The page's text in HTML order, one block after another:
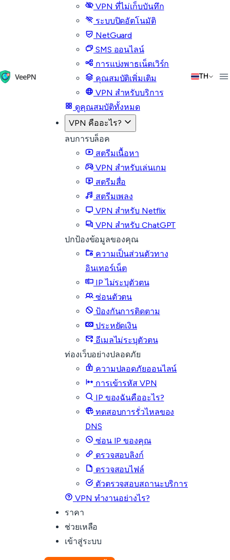
VPN ที่ไม่เก็บบันทึก
ระบบปิดอัตโนมัติ
NetGuard
SMS ออนไลน์
การแบ่งพาธเน็ตเวิร์ก
คุณสมบัติเพิ่มเติม
VPN สำหรับบริการ
ดูคุณสมบัติทั้งหมด
VPN คืออะไร?
ลบการบล็อค
สตรีมเนื้อหา
VPN สำหรับเล่นเกม
สตรีมสื่อ
สตรีมเพลง
VPN สำหรับ Netflix
VPN สำหรับ ChatGPT
ปกป้องข้อมูลของคุณ
ความเป็นส่วนตัวทาง
อินเทอร์เน็ต
IP ไม่ระบุตัวตน
ซ่อนตัวตน
ป้องกันการติดตาม
ประหยัดเงิน
อีเมลไม่ระบุตัวตน
ท่องเว็บอย่างปลอดภัย
ความปลอดภัยออนไลน์
การเข้ารหัส VPN
IP ของฉันคืออะไร?
ทดสอบการรั่วไหลของ
DNS
ซ่อน IP ของคุณ
ตรวจสอบลิงก์
ตรวจสอบไฟล์
ตัวตรวจสอบสถานะบริการ
VPN ทำงานอย่างไร?
ราคา
ช่วยเหลือ
เข้าสู่ระบบ
TH